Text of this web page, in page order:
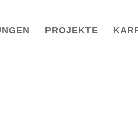
PROJEKTE